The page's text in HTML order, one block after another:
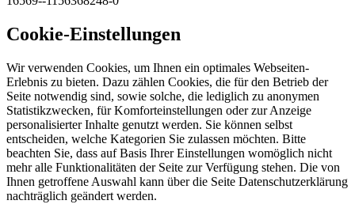
Cookie-Einstellungen
Wir verwenden Cookies, um Ihnen ein optimales Webseiten-
Erlebnis zu bieten. Dazu zählen Cookies, die für den Betrieb der
Seite notwendig sind, sowie solche, die lediglich zu anonymen
Statistikzwecken, für Komforteinstellungen oder zur Anzeige
personalisierter Inhalte genutzt werden. Sie können selbst
entscheiden, welche Kategorien Sie zulassen möchten. Bitte
beachten Sie, dass auf Basis Ihrer Einstellungen womöglich nicht
mehr alle Funktionalitäten der Seite zur Verfügung stehen. Die von
Ihnen getroffene Auswahl kann über die Seite Datenschutzerklärung
nachträglich geändert werden.